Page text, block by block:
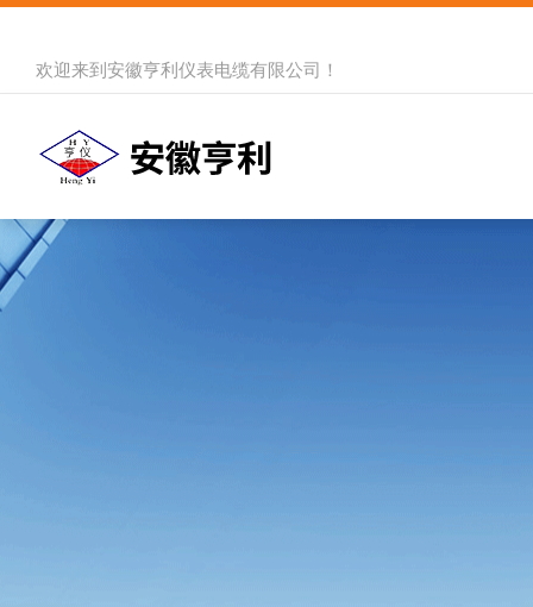
欢迎来到 安徽亨利仪表电缆有限公司 ！